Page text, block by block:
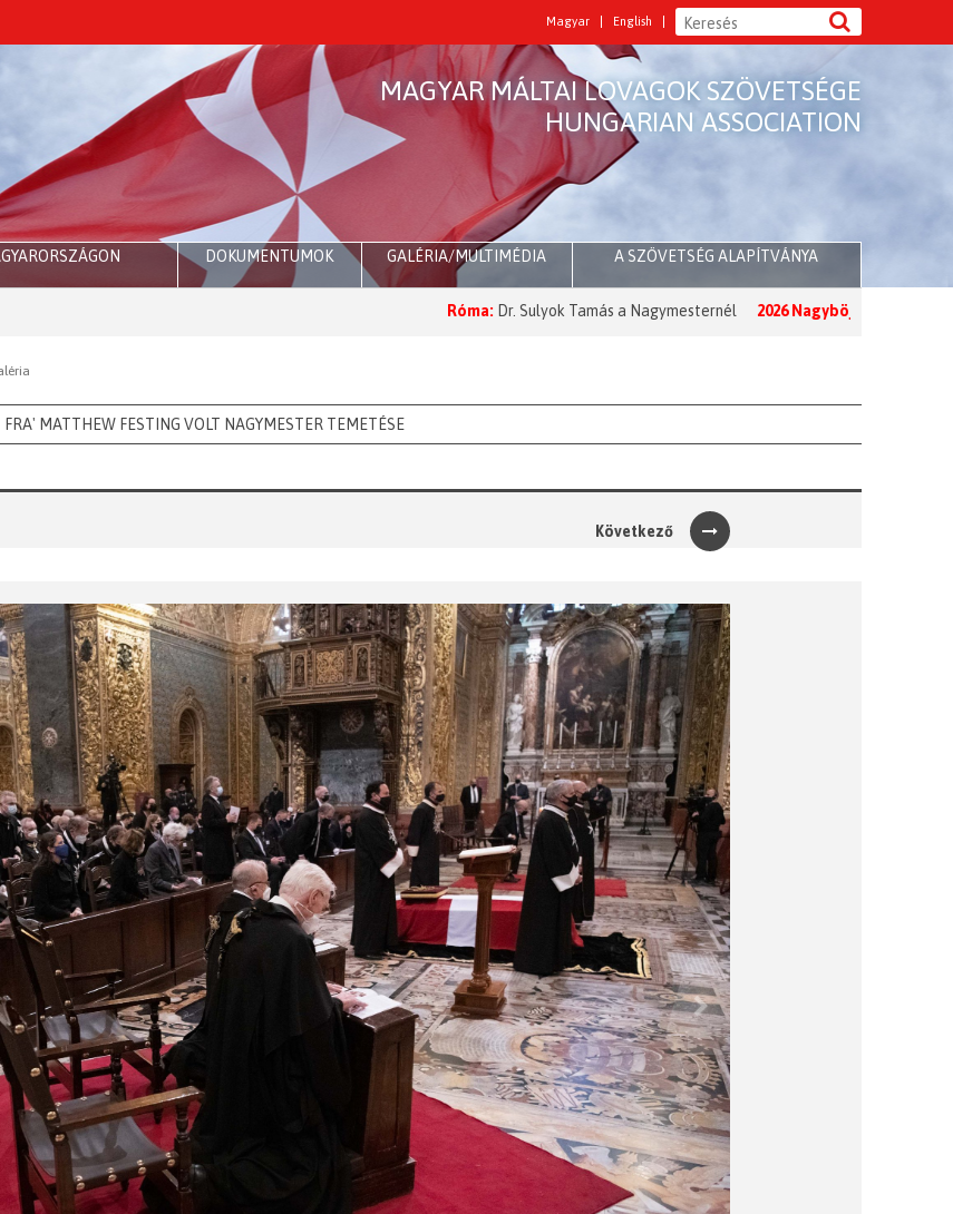
Magyar English
MAGYAR MÁLTAI LOVAGOK SZÖVETSÉGE
HUNGARIAN ASSOCIATION
DOKUMENTUMOK GALÉRIA/MULTIMÉDIA A SZÖVETSÉG ALAPÍTVÁNYA
Dr. Sulyok Tamás a Nagymesternél 2026 Nagyböjt:A Nagymester
FRA' MATTHEW FESTING VOLT NAGYMESTER TEMETÉSE
Következő
Next